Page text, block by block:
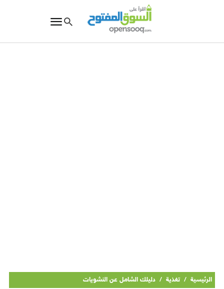
الرئيسية / تغذية / دليلك الشامل عن النشويات